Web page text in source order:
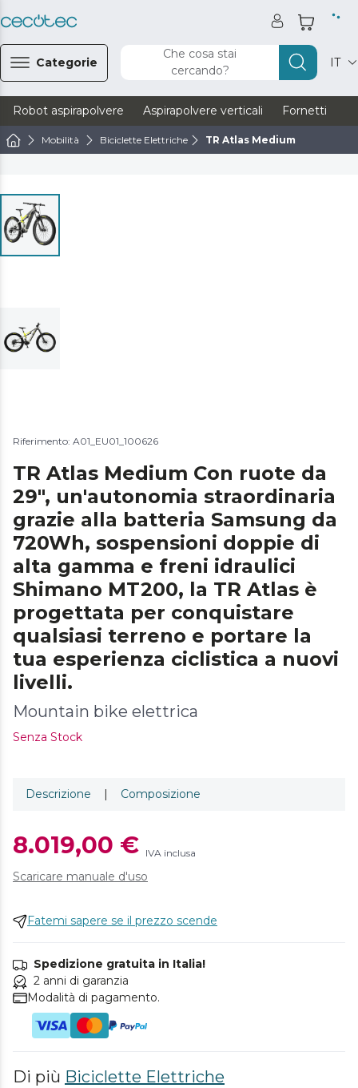
Categorie
Che cosa stai
cercando?
IT
Robot aspirapolvere Aspirapolvere verticali Fornetti
Mobilità Biciclette Elettriche TR Atlas Medium
Riferimento: A01_EU01_100626
TR Atlas Medium Con ruote da
29", un'autonomia straordinaria
grazie alla batteria Samsung da
720Wh, sospensioni doppie di
alta gamma e freni idraulici
Shimano MT200, la TR Atlas è
progettata per conquistare
qualsiasi terreno e portare la
tua esperienza ciclistica a nuovi
livelli.
Mountain bike elettrica
Senza Stock
Descrizione Composizione
8.019,00 € IVA inclusa
Scaricare manuale d'uso
Fatemi sapere se il prezzo scende
Spedizione gratuita in Italia!
2 anni di garanzia
Modalità di pagamento.
Di più Biciclette Elettriche